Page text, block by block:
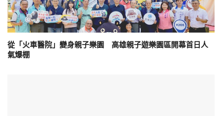
從「火車醫院」變身親子樂園 高雄親子遊樂園區開幕首日人
氣爆棚